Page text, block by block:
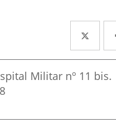
a
una
Militar nº 11 bis.